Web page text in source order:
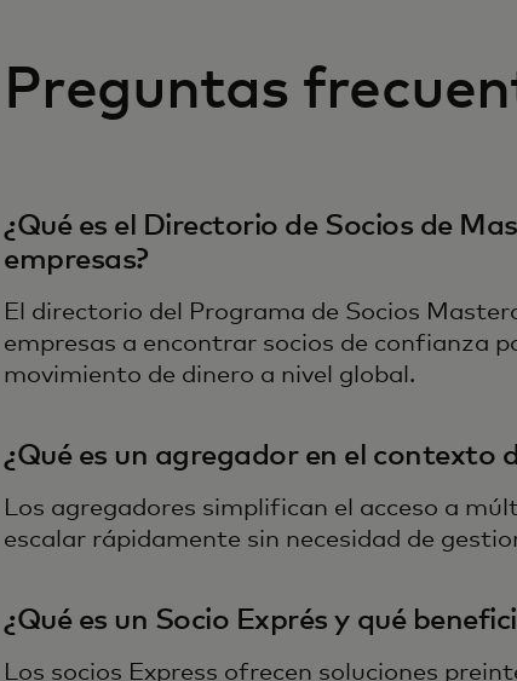
Preguntas
¿Qué es el Directorio de Socios de
empresas?
El directorio del Programa de Socios
empresas a encontrar socios de confianza
movimiento de dinero a nivel global.
¿Qué es un agregador en el contexto
Los agregadores simplifican el acceso a
escalar rápidamente sin necesidad de
¿Qué es un Socio Exprés y qué
Los socios Express ofrecen soluciones